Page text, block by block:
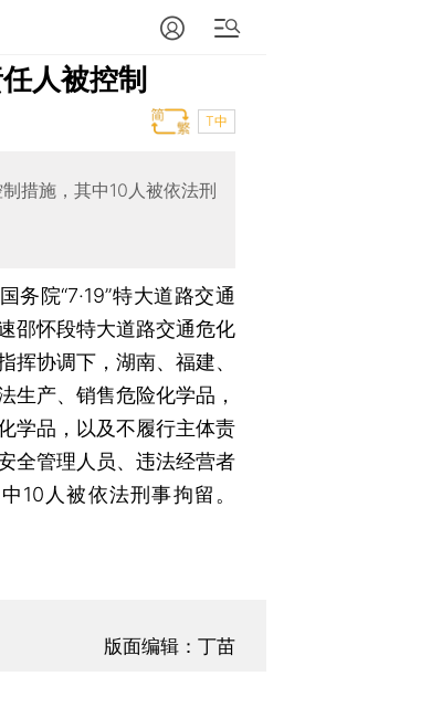
人被控制
T中
措施，其中10人被依法刑
院“7·19”特大道路交通
邵怀段特大道路交通危化
挥协调下，湖南、福建、
生产、销售危险化学品，
学品，以及不履行主体责
全管理人员、违法经营者
10人被依法刑事拘留。
版面编辑：丁苗